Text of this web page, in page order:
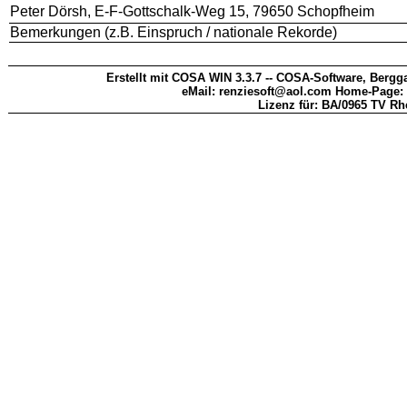
Peter Dörsh, E-F-Gottschalk-Weg 15, 79650 Schopfheim
Bemerkungen (z.B. Einspruch / nationale Rekorde)
Erstellt mit COSA WIN 3.3.7 -- COSA-Software,
eMail: renziesoft@aol.com Home-Page:
Lizenz für: BA/0965 TV